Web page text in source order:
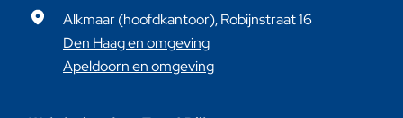
Alkmaar (hoofdkantoor), Robijnstraat 16
Den Haag en omgeving
Apeldoorn en omgeving